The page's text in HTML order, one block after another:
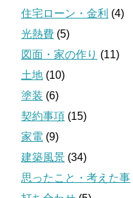
住宅ローン・金利 (4)
光熱費 (5)
図面・家の作り (11)
土地 (10)
塗装 (6)
契約事項 (15)
家電 (9)
建築風景 (34)
思ったこと・考えた事